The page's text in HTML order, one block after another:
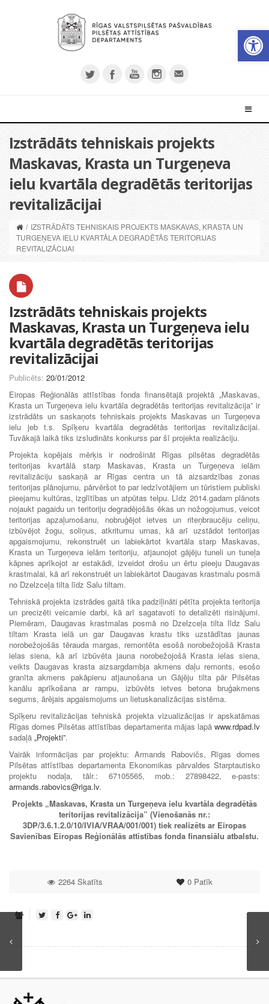
Izstrādāts tehniskais projekts
Maskavas, Krasta un Turgeņeva
ielu kvartāla degradētās teritorijas
revitalizācijai
/ IZSTRĀDĀTS TEHNISKAIS PROJEKTS MASKAVAS, KRASTA UN
TURGEŅEVA IELU KVARTĀLA DEGRADĒTĀS TERITORIJAS
REVITALIZĀCIJAI
Izstrādāts tehniskais projekts
Maskavas, Krasta un Turgeņeva ielu
kvartāla degradētās teritorijas
revitalizācijai
Publicēts: 20/01/2012
Eiropas Reģionālās attīstības fonda finansētajā projektā „Maskavas,
Krasta un Turgeņeva ielu kvartāla degradētās teritorijas revitalizācija” ir
izstrādāts un saskaņots tehniskais projekts Maskavas un Turgeņeva
ielu jeb t.s. Spīķeru kvartāla degradētās teritorijas revitalizācijai.
Tuvākajā laikā tiks izsludināts konkurss par šī projekta realizāciju.
Projekta kopējais mērķis ir nodrošināt Rīgas pilsētas degradētās
teritorijas kvartālā starp Maskavas, Krasta un Turgeņeva ielām
revitalizāciju saskaņā ar Rīgas centra un tā aizsardzības zonas
teritorijas plānojumu, pārvēršot to par iedzīvotājiem un tūristiem publiski
pieejamu kultūras, izglītības un atpūtas telpu. Līdz 2014.gadam plānots
nojaukt pagaidu un teritoriju degradējošās ēkas un nožogojumus, veicot
teritorijas apzaļumošanu, nobruģējot ietves un riteņbraucēju celiņu,
izbūvējot žogu, soliņus, atkritumu urnas, kā arī uzstādot teritorijas
apgaismojumu, rekonstruēt un labiekārtot kvartāla starp Maskavas,
Krasta un Turgeņeva ielām teritoriju, atjaunojot gājēju tuneli un tuneļa
kāpnes aprīkojot ar estakādi, izveidot drošu un ērtu pieeju Daugavas
krastmalai, kā arī rekonstruēt un labiekārtot Daugavas krastmalu posmā
no Dzelzceļa tilta līdz Salu tiltam.
Tehniskā projekta izstrādes gaitā tika padziļināti pētīta projekta teritorija
un precizēti veicamie darbi, kā arī sagatavoti to detalizēti risinājumi.
Piemēram, Daugavas krastmalas posmā no Dzelzceļa tilta līdz Salu
tiltam Krasta ielā un gar Daugavas krastu tiks uzstādītas jaunas
norobežojošās tērauda margas, remontēta esošā norobežojošā Krasta
ielas siena, kā arī izbūvēta jauna norobežojošā Krasta ielas siena,
veikts Daugavas krasta aizsargdambja akmens daļu remonts, esošo
granīta akmens pakāpienu atjaunošana un Gājēju tilta pār Pilsētas
kanālu aprīkošana ar rampu, izbūvēts ietves betona bruģakmens
segums, ārējais apgaismojums un lietuskanalizācijas sistēma.
Spīķeru revitalizācijas tehniskā projekta vizualizācijas ir apskatāmas
Rīgas domes Pilsētas attīstības departamenta mājas lapā www.rdpad.lv
sadaļā „Projekti”.
Vairāk informācijas par projektu: Armands Rabovičs, Rīgas domes
Pilsētas attīstības departamenta Ekonomikas pārvaldes Starptautisko
projektu nodaļa, tālr.: 67105565, mob.: 27898422, e-pasts:
armands.rabovics@riga.lv.
Projekts „Maskavas, Krasta un Turgeņeva ielu kvartāla degradētās
teritorijas revitalizācija” (Vienošanās nr.:
3DP/3.6.1.2.0/10/IVIA/VRAA/001/001) tiek realizēts ar Eiropas
Savienības Eiropas Reģionālās attīstības fonda finansiālu atbalstu.
0Patīk
2264 Skatīts